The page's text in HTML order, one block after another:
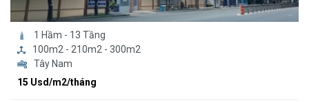
1 Hầm - 13 Tầng
100m2 - 210m2 - 300m2
Tây Nam
15 Usd/m2/tháng